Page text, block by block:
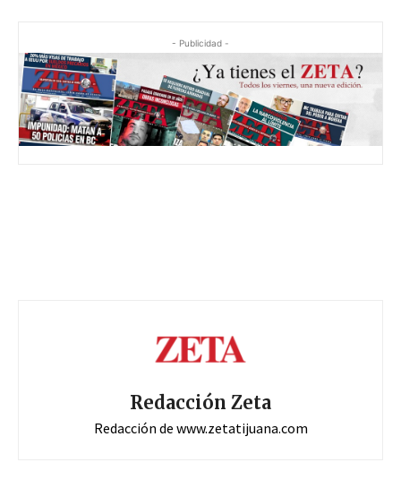
- Publicidad -
Redacción Zeta
Redacción de www.zetatijuana.com